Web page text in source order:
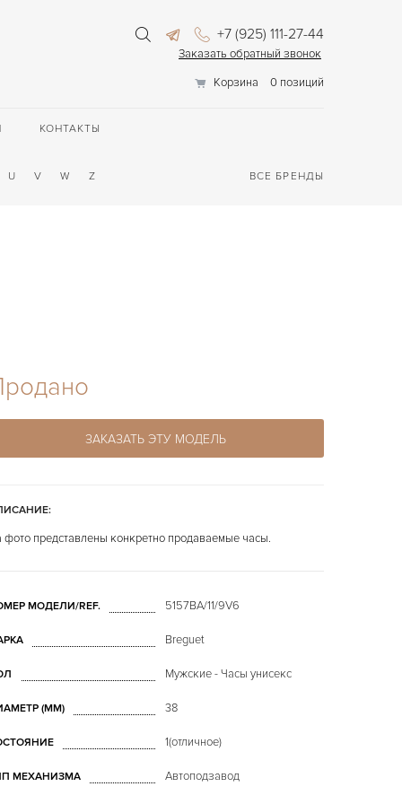
+7 (925) 111-27-44
Заказать обратный звонок
Корзина
0 позиций
КОНТАКТЫ
U V W Z ВСЕ БРЕНДЫ
ЗАКАЗАТЬ ЭТУ МОДЕЛЬ
фото представлены конкретно продаваемые часы.
МОДЕЛИ/REF. 5157BA/11/9V6
Breguet
Мужские - Часы унисекс
(MM) 38
1(отличное)
МЕХАНИЗМА Автоподзавод